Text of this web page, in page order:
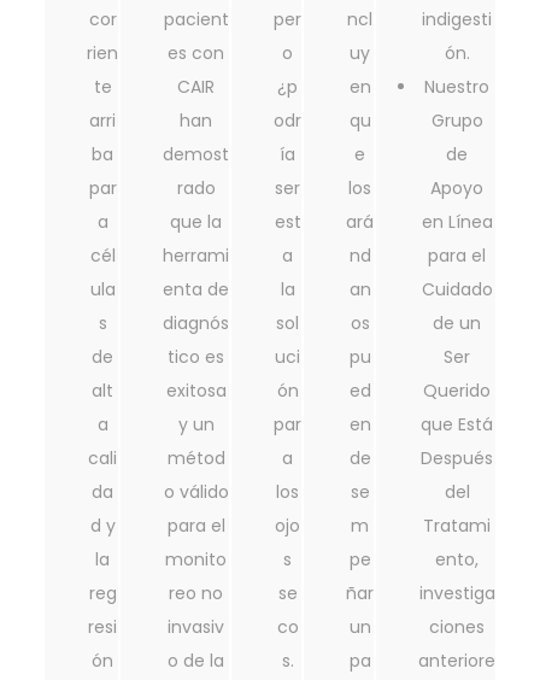
cor
rien
te
arri
ba
par
a
cél
ula
s
de
alt
a
cali
da
d y
la
reg
resi
ón
pacient
es con
CAIR
han
demost
rado
que la
herrami
enta de
diagnós
tico es
exitosa
y un
métod
o válido
para el
monito
reo no
invasiv
o de la
per
o
¿p
odr
ía
ser
est
a
la
sol
uci
ón
par
a
los
ojo
s
se
co
s.
ncl
uy
en
qu
e
los
ará
nd
an
os
pu
ed
en
de
se
m
pe
ñar
un
pa
indigesti
ón.
Nuestro
Grupo
de
Apoyo
en Línea
para el
Cuidado
de un
Ser
Querido
que Está
Después
del
Tratami
ento,
investiga
ciones
anteriore